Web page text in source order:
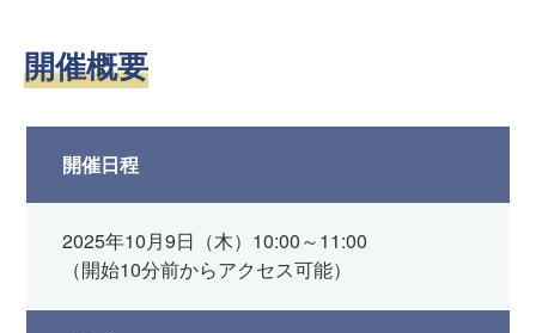
開催概要
開催日程
2025年10月9日（木）10:00～11:00
（開始10分前からアクセス可能）